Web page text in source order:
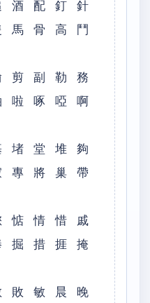
酒 配 釘 針
馬 骨 高 鬥
剪 副 勒 務
啦 啄 啞 啊
堵 堂 堆 夠
專 將 巢 帶
惦 情 惜 戚
掘 措 捱 掩
敗 敏 晨 晚